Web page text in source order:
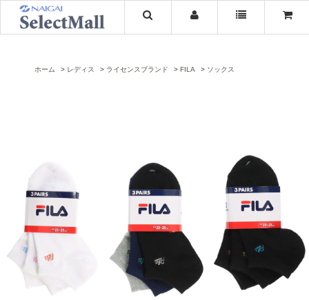
ホーム レディス ライセンスブランド FILA ソックス